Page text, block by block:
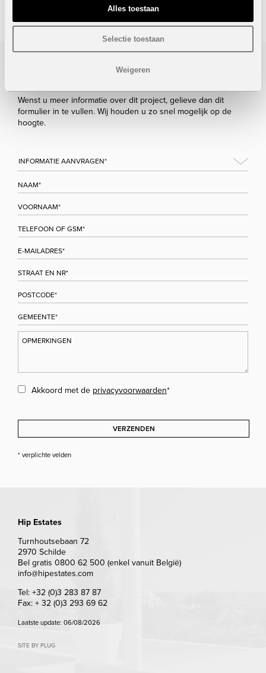
Alles toestaan
Selectie toestaan
Weigeren
STUUR NAAR EEN VRIEND
Bezoek/infoaanvraag
Wenst u meer informatie over dit project, gelieve dan dit
formulier in te vullen. Wij houden u zo snel mogelijk op de
hoogte.
Akkoord met de privacyvoorwaarden*
VERZENDEN
* verplichte velden
Hip Estates
Turnhoutsebaan 72
2970 Schilde
Bel gratis 0800 62 500 (enkel vanuit België)
info@hipestates.com
Tel: +32 (0)3 283 87 87
Fax: + 32 (0)3 293 69 62
Laatste update: 06/08/2026
SITE BY PLUG